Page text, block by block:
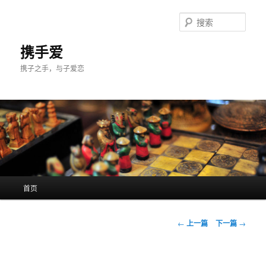
携手爱
携子之手，与子爱恋
索
首页
文
← 上一篇 下一篇 →